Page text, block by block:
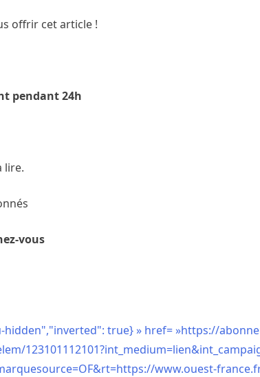
offrir cet article !
pendant 24h
lire.
vous
true} » href= »https://
www.ouest-